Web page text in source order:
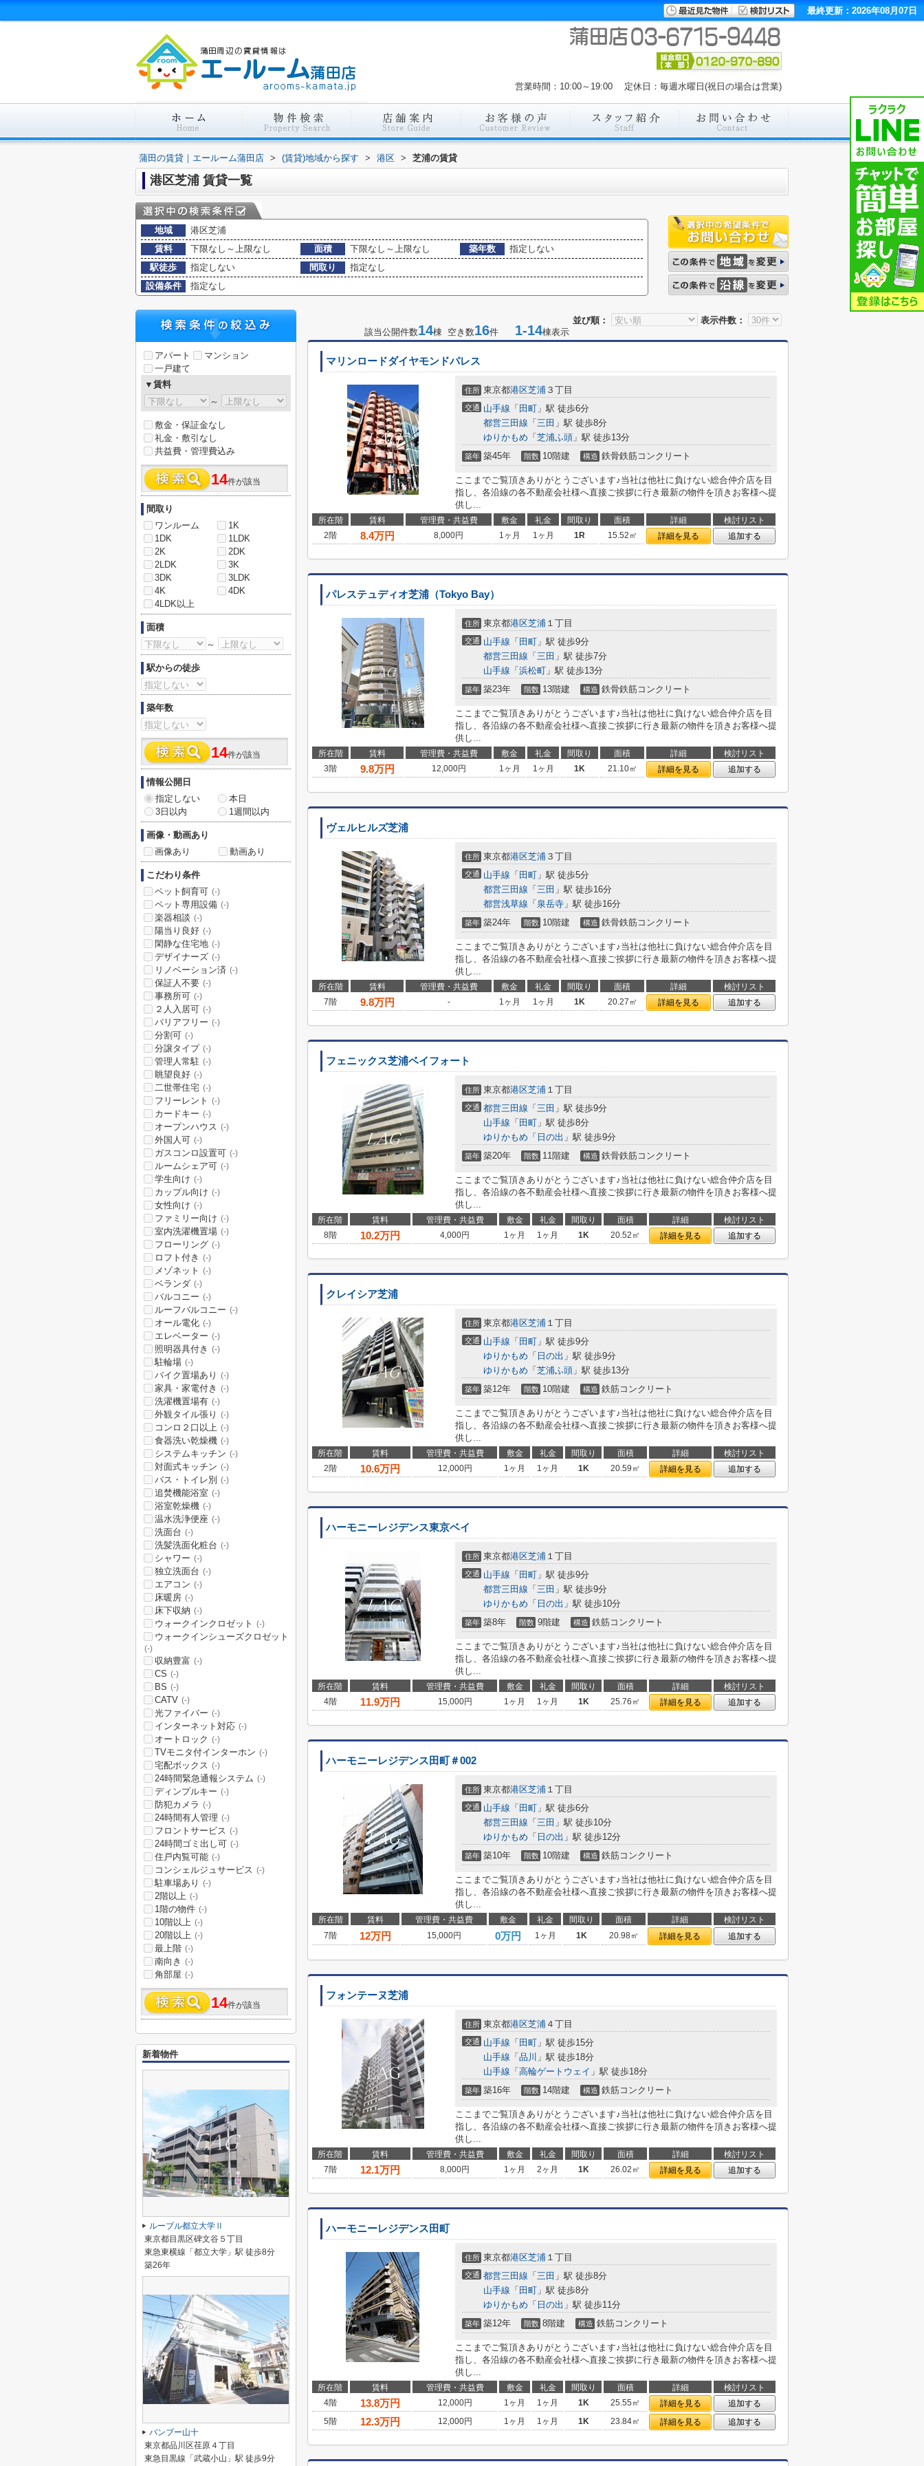
最終更新：2026年08月07日
営業時間：10:00～19:00 定休日：毎週水曜日(祝日の場合は営業)
蒲田の賃貸｜エールーム蒲田店 > (賃貸)地域から探す > 港区 > 芝浦の賃貸
港区芝浦 賃貸一覧
地域
港区芝浦
賃料
下限なし～上限なし 面積 下限なし～上限なし 築年数
指定しない
駅徒歩
指定しない 間取り
指定なし
設備条件
指定なし
並び順：
表示件数：
該当公開件数14棟 空き数16件 1-14棟表示
マリンロードダイヤモンドパレス
住所 東京都港区芝浦 ３丁目
交通 山手線 「 田町 」駅 徒歩6分
都営三田線 「 三田 」駅 徒歩8分
ゆりかもめ 「 芝浦ふ頭 」駅 徒歩13分
築年 築45年 階数 10階建 構造 鉄骨鉄筋コンクリート
ここまでご覧頂きありがとうございます♪当社は他社に負けない総合仲介店を目
指し、各沿線の各不動産会社様へ直接ご挨拶に行き最新の物件を頂きお客様へ提
供し...
所在階 賃料 管理費・共益費 敷金 礼金 間取り 面積 詳細
検討リスト
2階
8.4万円 8,000円 1ヶ月 1ヶ月 1R 15.52㎡ 詳細を見る 追加する
パレステュディオ芝浦（Tokyo Bay）
住所 東京都港区芝浦 １丁目
交通 山手線 「 田町 」駅 徒歩9分
都営三田線 「 三田 」駅 徒歩7分
山手線 「 浜松町 」駅 徒歩13分
築年 築23年 階数 13階建 構造 鉄骨鉄筋コンクリート
ここまでご覧頂きありがとうございます♪当社は他社に負けない総合仲介店を目
指し、各沿線の各不動産会社様へ直接ご挨拶に行き最新の物件を頂きお客様へ提
供し...
所在階 賃料 管理費・共益費 敷金 礼金 間取り 面積 詳細
検討リスト
3階
9.8万円 12,000円 1ヶ月 1ヶ月 1K 21.10㎡ 詳細を見る 追加する
ヴェルヒルズ芝浦
住所 東京都港区芝浦 ３丁目
交通 山手線 「 田町 」駅 徒歩5分
都営三田線 「 三田 」駅 徒歩16分
都営浅草線 「 泉岳寺 」駅 徒歩16分
築年 築24年 階数 10階建 構造 鉄骨鉄筋コンクリート
ここまでご覧頂きありがとうございます♪当社は他社に負けない総合仲介店を目
指し、各沿線の各不動産会社様へ直接ご挨拶に行き最新の物件を頂きお客様へ提
供し...
所在階 賃料 管理費・共益費 敷金 礼金 間取り 面積 詳細
検討リスト
7階
9.8万円 - 1ヶ月 1ヶ月 1K 20.27㎡ 詳細を見る 追加する
フェニックス芝浦ベイフォート
住所 東京都港区芝浦 １丁目
交通 都営三田線 「 三田 」駅 徒歩9分
山手線 「 田町 」駅 徒歩8分
ゆりかもめ 「 日の出 」駅 徒歩9分
築年 築20年 階数 11階建 構造 鉄骨鉄筋コンクリート
ここまでご覧頂きありがとうございます♪当社は他社に負けない総合仲介店を目
指し、各沿線の各不動産会社様へ直接ご挨拶に行き最新の物件を頂きお客様へ提
供し...
所在階 賃料 管理費・共益費 敷金 礼金 間取り 面積 詳細
検討リスト
8階
10.2万円 4,000円 1ヶ月 1ヶ月 1K 20.52㎡ 詳細を見る 追加する
クレイシア芝浦
住所 東京都港区芝浦 １丁目
交通 山手線 「 田町 」駅 徒歩9分
ゆりかもめ 「 日の出 」駅 徒歩9分
ゆりかもめ 「 芝浦ふ頭 」駅 徒歩13分
築年 築12年 階数 10階建 構造 鉄筋コンクリート
ここまでご覧頂きありがとうございます♪当社は他社に負けない総合仲介店を目
指し、各沿線の各不動産会社様へ直接ご挨拶に行き最新の物件を頂きお客様へ提
供し...
所在階 賃料 管理費・共益費 敷金 礼金 間取り 面積 詳細
検討リスト
2階
10.6万円 12,000円 1ヶ月 1ヶ月 1K 20.59㎡ 詳細を見る 追加する
ハーモニーレジデンス東京ベイ
住所 東京都港区芝浦 １丁目
交通 山手線 「 田町 」駅 徒歩9分
都営三田線 「 三田 」駅 徒歩9分
ゆりかもめ 「 日の出 」駅 徒歩10分
築年 築8年 階数 9階建 構造 鉄筋コンクリート
ここまでご覧頂きありがとうございます♪当社は他社に負けない総合仲介店を目
指し、各沿線の各不動産会社様へ直接ご挨拶に行き最新の物件を頂きお客様へ提
供し...
所在階 賃料 管理費・共益費 敷金 礼金 間取り 面積 詳細
検討リスト
4階
11.9万円 15,000円 1ヶ月 1ヶ月 1K 25.76㎡ 詳細を見る 追加する
ハーモニーレジデンス田町＃002
住所 東京都港区芝浦 １丁目
交通 山手線 「 田町 」駅 徒歩6分
都営三田線 「 三田 」駅 徒歩10分
ゆりかもめ 「 日の出 」駅 徒歩12分
築年 築10年 階数 10階建 構造 鉄筋コンクリート
ここまでご覧頂きありがとうございます♪当社は他社に負けない総合仲介店を目
指し、各沿線の各不動産会社様へ直接ご挨拶に行き最新の物件を頂きお客様へ提
供し...
所在階 賃料 管理費・共益費 敷金 礼金 間取り 面積 詳細
検討リスト
7階
12万円 15,000円 0万円 1ヶ月 1K 20.98㎡ 詳細を見る 追加する
フォンテーヌ芝浦
住所 東京都港区芝浦 ４丁目
交通 山手線 「 田町 」駅 徒歩15分
山手線 「 品川 」駅 徒歩18分
山手線 「 高輪ゲートウェイ 」駅 徒歩18分
築年 築16年 階数 14階建 構造 鉄筋コンクリート
ここまでご覧頂きありがとうございます♪当社は他社に負けない総合仲介店を目
指し、各沿線の各不動産会社様へ直接ご挨拶に行き最新の物件を頂きお客様へ提
供し...
所在階 賃料 管理費・共益費 敷金 礼金 間取り 面積 詳細
検討リスト
7階
12.1万円 8,000円 1ヶ月 2ヶ月 1K 26.02㎡ 詳細を見る 追加する
ハーモニーレジデンス田町
住所 東京都港区芝浦 １丁目
交通 都営三田線 「 三田 」駅 徒歩8分
山手線 「 田町 」駅 徒歩8分
ゆりかもめ 「 日の出 」駅 徒歩11分
築年 築12年 階数 8階建 構造 鉄筋コンクリート
ここまでご覧頂きありがとうございます♪当社は他社に負けない総合仲介店を目
指し、各沿線の各不動産会社様へ直接ご挨拶に行き最新の物件を頂きお客様へ提
供し...
所在階 賃料 管理費・共益費 敷金 礼金 間取り 面積 詳細
検討リスト
4階
13.8万円 12,000円 1ヶ月 1ヶ月 1K 25.55㎡ 詳細を見る
追加する
5階
12.3万円 12,000円 1ヶ月 1ヶ月 1K 23.84㎡ 詳細を見る 追加する
アパート
マンション
一戸建て
▼賃料
～
敷金・保証金なし
礼金・敷引なし
共益費・管理費込み
14件が該当
間取り
ワンルーム
1K
1DK
1LDK
2K
2DK
2LDK
3K
3DK
3LDK
4K
4DK
4LDK以上
面積
～
駅からの徒歩
築年数
14件が該当
情報公開日
指定しない
本日
3日以内
1週間以内
画像・動画あり
画像あり
動画あり
こだわり条件
ペット飼育可 (-)
ペット専用設備 (-)
楽器相談 (-)
陽当り良好 (-)
閑静な住宅地 (-)
デザイナーズ (-)
リノベーション済 (-)
保証人不要 (-)
事務所可 (-)
２人入居可 (-)
バリアフリー (-)
分割可 (-)
分譲タイプ (-)
管理人常駐 (-)
眺望良好 (-)
二世帯住宅 (-)
フリーレント (-)
カードキー (-)
オープンハウス (-)
外国人可 (-)
ガスコンロ設置可 (-)
ルームシェア可 (-)
学生向け (-)
カップル向け (-)
女性向け (-)
ファミリー向け (-)
室内洗濯機置場 (-)
フローリング (-)
ロフト付き (-)
メゾネット (-)
ベランダ (-)
バルコニー (-)
ルーフバルコニー (-)
オール電化 (-)
エレベーター (-)
照明器具付き (-)
駐輪場 (-)
バイク置場あり (-)
家具・家電付き (-)
洗濯機置場有 (-)
外観タイル張り (-)
コンロ２口以上 (-)
食器洗い乾燥機 (-)
システムキッチン (-)
対面式キッチン (-)
バス・トイレ別 (-)
追焚機能浴室 (-)
浴室乾燥機 (-)
温水洗浄便座 (-)
洗面台 (-)
洗髪洗面化粧台 (-)
シャワー (-)
独立洗面台 (-)
エアコン (-)
床暖房 (-)
床下収納 (-)
ウォークインクロゼット (-)
ウォークインシューズクロゼット
(-)
収納豊富 (-)
CS (-)
BS (-)
CATV (-)
光ファイバー (-)
インターネット対応 (-)
オートロック (-)
TVモニタ付インターホン (-)
宅配ボックス (-)
24時間緊急通報システム (-)
ディンプルキー (-)
防犯カメラ (-)
24時間有人管理 (-)
フロントサービス (-)
24時間ゴミ出し可 (-)
住戸内覧可能 (-)
コンシェルジュサービス (-)
駐車場あり (-)
2階以上 (-)
1階の物件 (-)
10階以上 (-)
20階以上 (-)
最上階 (-)
南向き (-)
角部屋 (-)
14件が該当
新着物件
ルーブル都立大学Ⅱ
東京都目黒区碑文谷５丁目
東急東横線「都立大学」駅 徒歩8分
築26年
バンブー山十
東京都品川区荏原４丁目
東急目黒線「武蔵小山」駅 徒歩9分